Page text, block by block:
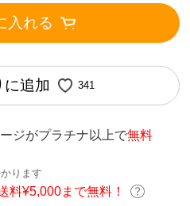
入れる
に追加 341
ジがプラチナ以上で無料
ります
料¥5,000まで無料！